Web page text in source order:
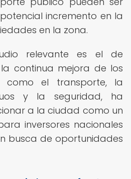
incremento en la
en la zona.
relevante es el de
continua mejora de los
como el transporte, la
y la seguridad, ha
a la ciudad como un
inversores nacionales
busca de oportunidades